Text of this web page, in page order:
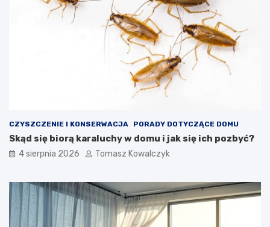
CZYSZCZENIE I KONSERWACJA PORADY DOTYCZĄCE DOMU
Skąd się biorą karaluchy w domu i jak się ich pozbyć?
4 sierpnia 2026 Tomasz Kowalczyk